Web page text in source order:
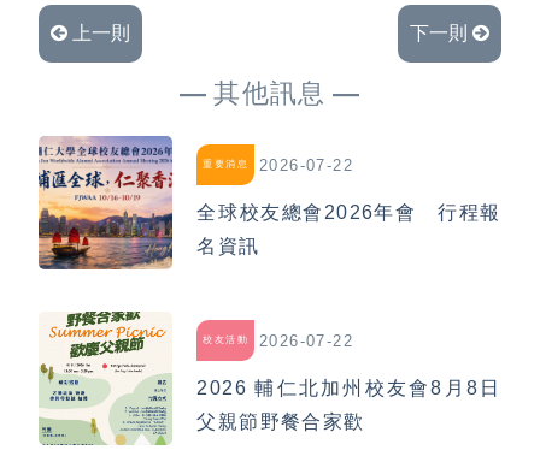
上一則 下一則
其他訊息
重要消息 2026-07-22
全球校友總會2026年會 行程報
名資訊
校友活動 2026-07-22
2026 輔仁北加州校友會8月8日
父親節野餐合家歡